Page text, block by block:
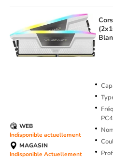
WEB
Indisponible actuellement
MAGASIN
Indisponible Actuellement